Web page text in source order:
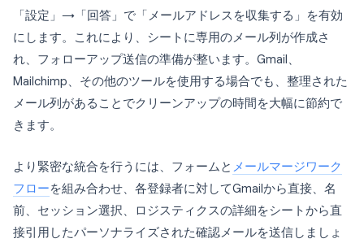
「設定」→「回答」で「メールアドレスを収集する」を有効
にします。これにより、シートに専用のメール列が作成さ
れ、フォローアップ送信の準備が整います。Gmail、
Mailchimp、その他のツールを使用する場合でも、整理された
メール列があることでクリーンアップの時間を大幅に節約で
きます。
より緊密な統合を行うには、フォームと メールマージワーク
フローを組み合わせ、各登録者に対してGmailから直接、名
前、セッション選択、ロジスティクスの詳細をシートから直
接引用したパーソナライズされた確認メールを送信しましょ